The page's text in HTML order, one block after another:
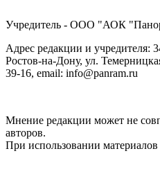
Учредитель - ООО "АОК
Адрес редакции и учредителя:
Ростов-на-Дону, ул.
39-16, email: info@panram.ru
Мнение редакции может не
авторов.
При использовании материалов